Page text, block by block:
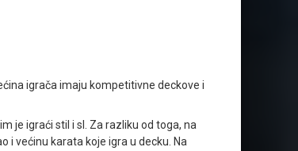
igrača imaju kompetitivne deckove i
je igraći stil i sl. Za razliku od toga, na
i većinu karata koje igra u decku. Na